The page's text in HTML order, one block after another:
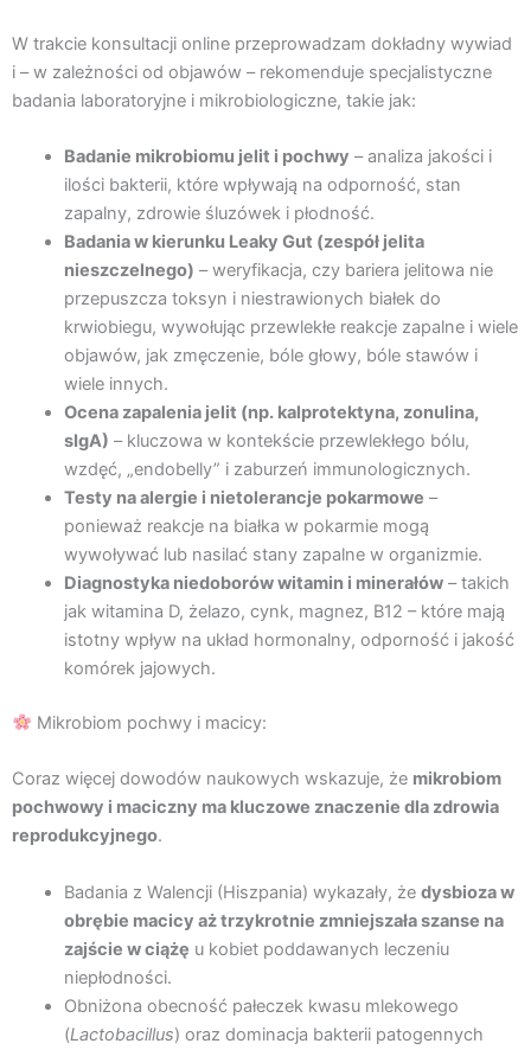
W trakcie konsultacji online przeprowadzam dokładny wywiad
i – w zależności od objawów – rekomenduje specjalistyczne
badania laboratoryjne i mikrobiologiczne, takie jak:
Badanie mikrobiomu jelit i pochwy – analiza jakości i
ilości bakterii, które wpływają na odporność, stan
zapalny, zdrowie śluzówek i płodność.
Badania w kierunku Leaky Gut (zespół jelita
nieszczelnego) – weryfikacja, czy bariera jelitowa nie
przepuszcza toksyn i niestrawionych białek do
krwiobiegu, wywołując przewlekłe reakcje zapalne i wiele
objawów, jak zmęczenie, bóle głowy, bóle stawów i
wiele innych.
Ocena zapalenia jelit (np. kalprotektyna, zonulina,
sIgA) – kluczowa w kontekście przewlekłego bólu,
wzdęć, „endobelly” i zaburzeń immunologicznych.
Testy na alergie i nietolerancje pokarmowe –
ponieważ reakcje na białka w pokarmie mogą
wywoływać lub nasilać stany zapalne w organizmie.
Diagnostyka niedoborów witamin i minerałów– takich
jak witamina D, żelazo, cynk, magnez, B12 – które mają
istotny wpływ na układ hormonalny, odporność i jakość
komórek jajowych.
Mikrobiom pochwy i macicy:
Coraz więcej dowodów naukowych wskazuje, że mikrobiom
pochwowy i maciczny ma kluczowe znaczenie dla zdrowia
reprodukcyjnego.
Badania z Walencji (Hiszpania) wykazały, że dysbioza w
obrębie macicy aż trzykrotnie zmniejszała szanse na
zajście w ciążę u kobiet poddawanych leczeniu
niepłodności.
Obniżona obecność pałeczek kwasu mlekowego
(Lactobacillus) oraz dominacja bakterii patogennych